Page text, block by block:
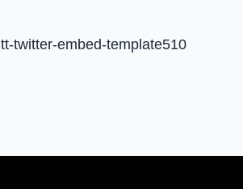
tt-twitter-embed-template510